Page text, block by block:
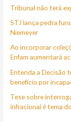
s
a
r
p
o
r
:
Tribunal não terá
STJ lança pedra
Niemeyer
Ao incorporar
Enfam aumentará
Entenda a Decisão
benefício por
Tese sobre
infracional é tema